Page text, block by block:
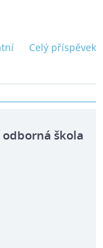
Celý příspěvek
škola